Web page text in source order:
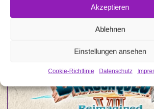
Akzeptieren
Ablehnen
Einstellungen ansehen
Cookie-Richtlinie Datenschutz